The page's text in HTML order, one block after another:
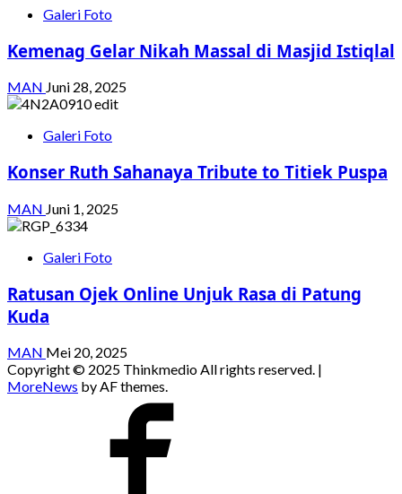
Galeri Foto
Kemenag Gelar Nikah Massal di Masjid Istiqlal
MAN Juni 28, 2025
Galeri Foto
Konser Ruth Sahanaya Tribute to Titiek Puspa
MAN Juni 1, 2025
Galeri Foto
Ratusan Ojek Online Unjuk Rasa di Patung
Kuda
MAN Mei 20, 2025
Copyright © 2025 Thinkmedio All rights reserved. |
MoreNews by AF themes.